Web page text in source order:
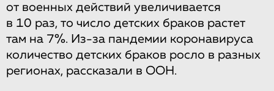
от военных действий увеличивается
в 10 раз, то число детских браков растет
там на 7%. Из-за пандемии коронавируса
количество детских браков росло в разных
регионах, рассказали в ООН.